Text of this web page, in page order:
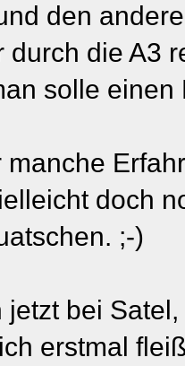
den
durch die A3
solle
manche
doch
;-)
jetzt bei
erstmal